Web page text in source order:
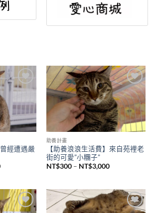
Add to
經遭遇嚴
Add to
wishlist
助養計畫
【助養浪浪生活費】來自苑裡老
街的可愛”小糰子”
NT$300 – NT$3,000